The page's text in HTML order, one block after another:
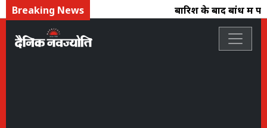
Breaking News बारिश के बाद बांध में